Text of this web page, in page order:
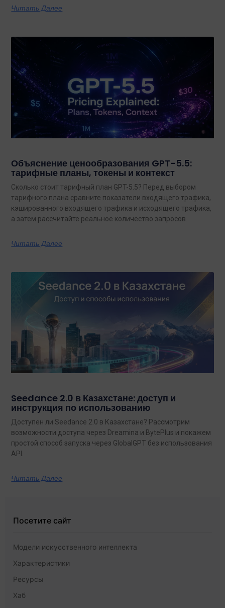
конкретных задач на сегодняшний день.
Читать Далее
Объяснение ценообразования GPT-5.5:
тарифные планы, токены и контекст
Сколько стоит тарифный план GPT-5.5? Перед выбором
тарифного плана сравните показатели входящего трафика,
кэшированного входящего трафика и исходящего трафика,
а затем рассчитайте реальное количество запросов.
Читать Далее
Seedance 2.0 в Казахстане: доступ и
инструкция по использованию
Доступен ли Seedance 2.0 в Казахстане? Рассмотрим
возможности доступа через Dreamina и BytePlus и покажем
простой способ запуска через GlobalGPT без использования
API.
Читать Далее
Посетите сайт
Модели искусственного интеллекта
Характеристики
Ресурсы
Хаб